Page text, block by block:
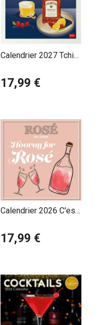
Calendrier 2027 Tchin!
17,99 €
Calendrier 2026 C'est
17,99 €